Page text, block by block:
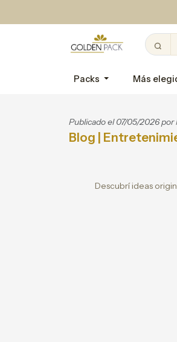
Packs Más
Publicado el 07/05/2026 por
Blog |
Descubrí ideas